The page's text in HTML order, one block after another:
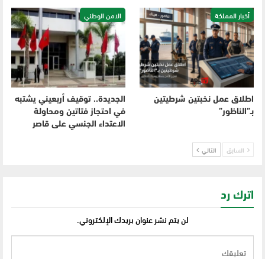
أخبار المملكة
اطلاق عمل نخبتين شرطيتين
بـ”الناظور”
الامن الوطني
الجديدة.. توقيف أربعيني يشتبه
في احتجاز فتاتين ومحاولة
الاعتداء الجنسي على قاصر
السابق التالي
اترك رد
لن يتم نشر عنوان بريدك الإلكتروني.